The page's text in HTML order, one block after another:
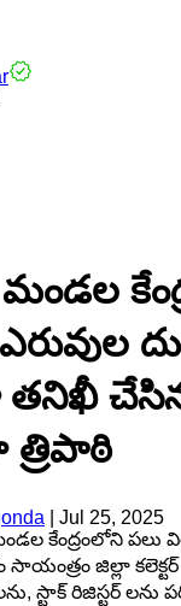
మండల
తనిఖీ
త్రిపాఠి
Jul 25, 2025
కేంద్రంలోని పలు
సాయంత్రం జిల్లా
స్టాక్ రిజిస్టర్ లను